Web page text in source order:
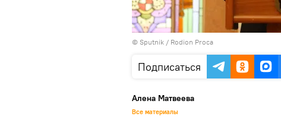
© Sputnik / Rodion Proca
Подписаться
Алена Матвеева
Все материалы